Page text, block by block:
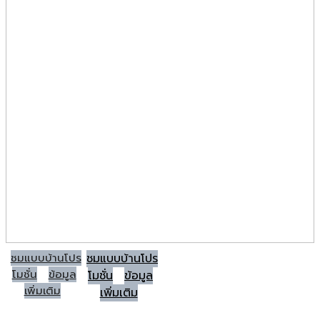
ชมแบบบ้านโปร
โมชั่น
ข้อมูล
เพิ่มเติม
ชมแบบบ้านโปร
โมชั่น
ข้อมูล
เพิ่มเติม